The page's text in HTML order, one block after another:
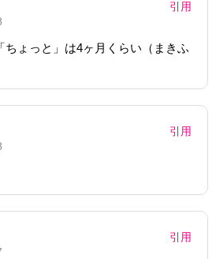
引用
ちょっと」は4ヶ月くらい（まきふ
引用
引用